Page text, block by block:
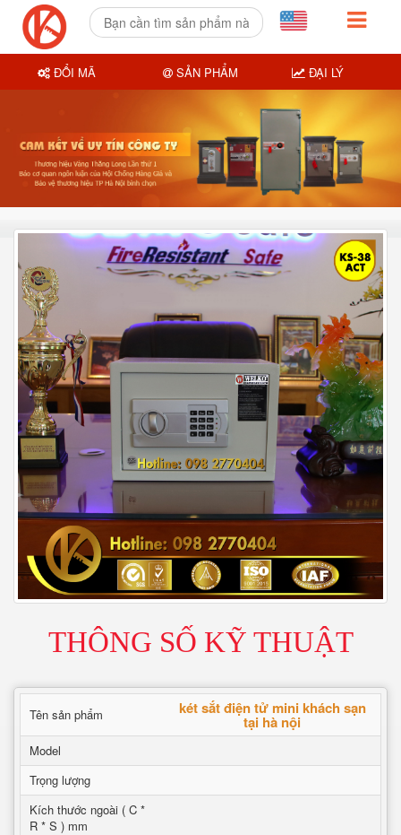
THÔNG SỐ KỸ THUẬT
Tên sản phẩm két sắt điện tử mini khách sạn
tại hà nội
Model
Trọng lượng
Kích thước ngoài ( C *
R * S ) mm
ĐỔI MÃ SẢN PHẨM ĐẠI LÝ